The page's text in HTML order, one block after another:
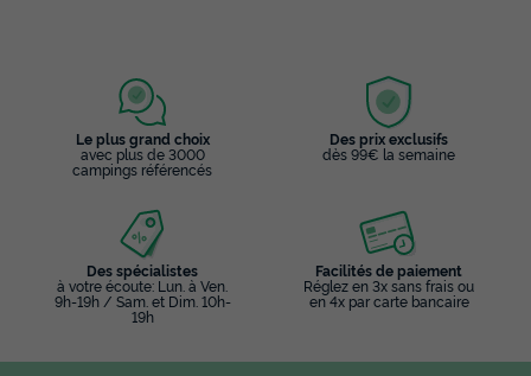
Le plus grand choix
avec plus de 3000
campings référencés
Des prix exclusifs
dès 99€ la semaine
Des spécialistes
à votre écoute: Lun. à Ven.
9h-19h / Sam. et Dim. 10h-
19h
Facilités de paiement
Réglez en 3x sans frais ou
en 4x par carte bancaire